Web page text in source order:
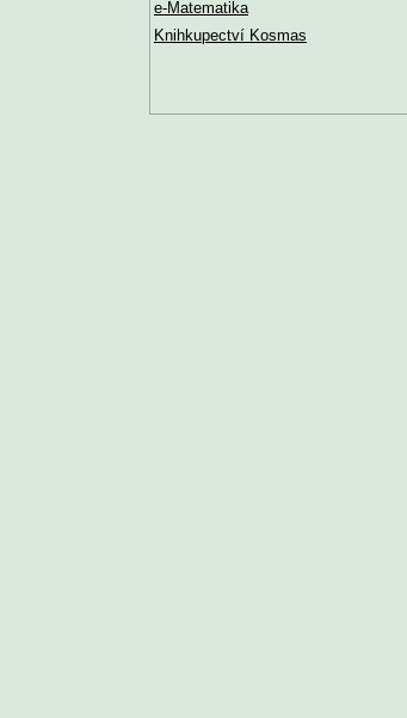
e-Matematika
Knihkupectví Kosmas